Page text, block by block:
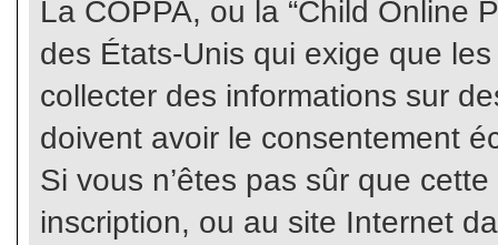
La COPPA, ou la “Child Online
des États-Unis qui exige que
collecter des informations sur
doivent avoir le consentement
Si vous n’êtes pas sûr que
inscription, ou au site Internet